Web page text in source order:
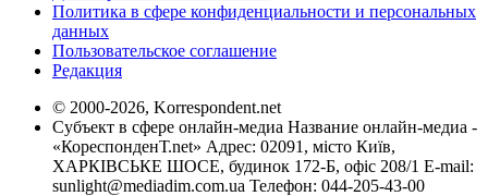
Политика в сфере конфиденциальности и персональных
данных
Пользовательское соглашение
Редакция
© 2000-2026, Korrespondent.net
Субъект в сфере онлайн-медиа Название онлайн-медиа -
«КореспонденТ.net» Адрес: 02091, місто Київ,
ХАРКІВСЬКЕ ШОСЕ, будинок 172-Б, офіс 208/1 E-mail:
sunlight@mediadim.com.ua Телефон: 044-205-43-00